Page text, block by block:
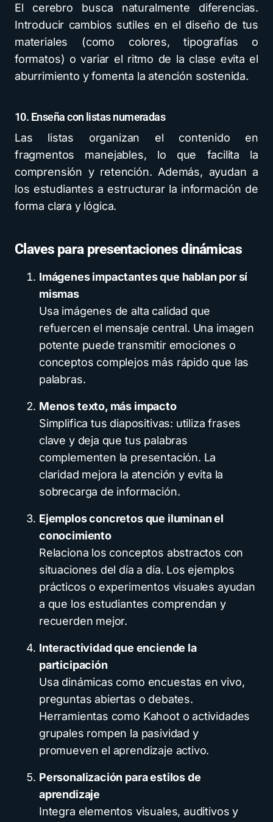
El cerebro busca naturalmente diferencias.
Introducir cambios sutiles en el diseño de tus
materiales (como colores, tipografías o
formatos) o variar el ritmo de la clase evita el
aburrimiento y fomenta la atención sostenida.
10. Enseña con listas numeradas
Las listas organizan el contenido en
fragmentos manejables, lo que facilita la
comprensión y retención. Además, ayudan a
los estudiantes a estructurar la información de
forma clara y lógica.
Claves para presentaciones dinámicas
Imágenes impactantes que hablan por sí
mismas
Usa imágenes de alta calidad que
refuercen el mensaje central. Una imagen
potente puede transmitir emociones o
conceptos complejos más rápido que las
palabras.
Menos texto, más impacto
Simplifica tus diapositivas: utiliza frases
clave y deja que tus palabras
complementen la presentación. La
claridad mejora la atención y evita la
sobrecarga de información.
Ejemplos concretos que iluminan el
conocimiento
Relaciona los conceptos abstractos con
situaciones del día a día. Los ejemplos
prácticos o experimentos visuales ayudan
a que los estudiantes comprendan y
recuerden mejor.
Interactividad que enciende la
participación
Usa dinámicas como encuestas en vivo,
preguntas abiertas o debates.
Herramientas como Kahoot o actividades
grupales rompen la pasividad y
promueven el aprendizaje activo.
Personalización para estilos de
aprendizaje
Integra elementos visuales, auditivos y